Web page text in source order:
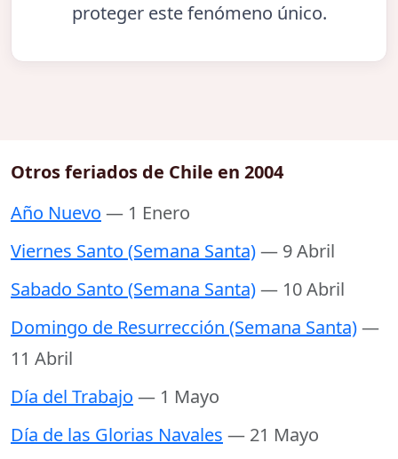
proteger este fenómeno único.
Otros feriados de Chile en 2004
Año Nuevo — 1 Enero
Viernes Santo (Semana Santa)— 9 Abril
Sabado Santo (Semana Santa)— 10 Abril
Domingo de Resurrección (Semana Santa)—
11 Abril
Día del Trabajo — 1 Mayo
Día de las Glorias Navales — 21 Mayo